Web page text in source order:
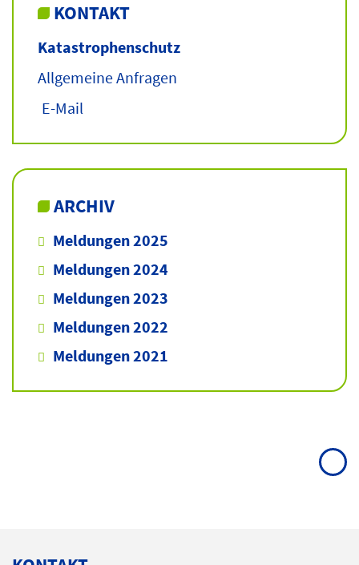
KONTAKT
Katastrophenschutz
Allgemeine Anfragen
E-Mail
ARCHIV
Meldungen 2025
Meldungen 2024
Meldungen 2023
Meldungen 2022
Meldungen 2021